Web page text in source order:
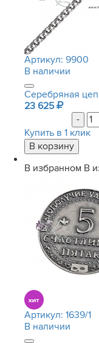
Артикул: 9900
В наличии
Серебряная
23 625
-
Купить в 1 клик
В избранном В
Артикул: 1639/1
В наличии